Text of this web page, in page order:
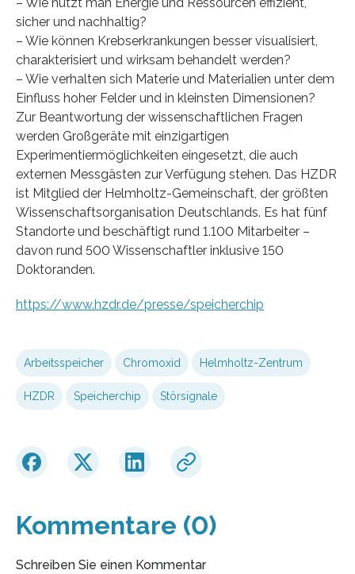
sicher und nachhaltig?
– Wie können Krebserkrankungen besser visualisiert,
charakterisiert und wirksam behandelt werden?
– Wie verhalten sich Materie und Materialien unter dem
Einfluss hoher Felder und in kleinsten Dimensionen?
Zur Beantwortung der wissenschaftlichen Fragen
werden Großgeräte mit einzigartigen
Experimentiermöglichkeiten eingesetzt, die auch
externen Messgästen zur Verfügung stehen. Das HZDR
ist Mitglied der Helmholtz-Gemeinschaft, der größten
Wissenschaftsorganisation Deutschlands. Es hat fünf
Standorte und beschäftigt rund 1.100 Mitarbeiter –
davon rund 500 Wissenschaftler inklusive 150
Doktoranden.
https://www.hzdr.de/presse/speicherchip
Arbeitsspeicher Chromoxid Helmholtz-Zentrum
HZDR Speicherchip Störsignale
Kommentare (0)
Schreiben Sie einen Kommentar